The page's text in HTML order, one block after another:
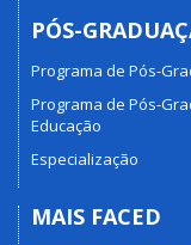
PÓS-
Programa de Pós-
Programa de Pós-
Educação
Especialização
MAIS FACED